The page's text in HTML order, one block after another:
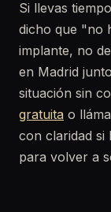
Si llevas
dicho que "no
implante, no
en Madrid
situación sin
gratuita o
con claridad si
para volver a